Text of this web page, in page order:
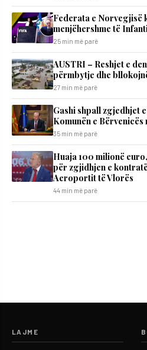
Federata e Norvegjisë
menjëhershme të
25 min më parë
AUSTRI – Reshjet e
përmbytje dhe
27 min më parë
Gashi shpall zgjedhjet
Komunën e Bërvenicës
35 min më parë
Huaja 100 milionë
për zgjidhjen e
Aeroportit të Vlorës
44 min më parë
LAJME